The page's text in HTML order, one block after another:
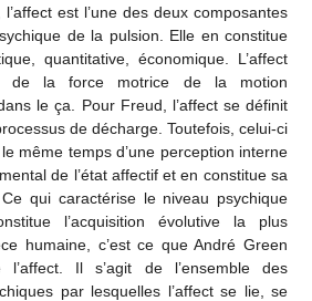
est l’une des deux composantes
de la pulsion. Elle en constitue
quantitative, économique. L’affect
de la force motrice de la motion
le ça. Pour Freud, l’affect se définit
de décharge. Toutefois, celui-ci
même temps d’une perception interne
de l’état affectif et en constitue sa
qui caractérise le niveau psychique
l’acquisition évolutive la plus
humaine, c’est ce que André Green
Il s’agit de l’ensemble des
par lesquelles l’affect se lie, se